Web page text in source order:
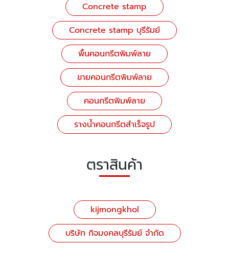
Concrete stamp
Concrete stamp บุรีรัมย์
พื้นคอนกรีตพิมพ์ลาย
ขายคอนกรีตพิมพ์ลาย
คอนกรีตพิมพ์ลาย
รางน้ำคอนกรีตสำเร็จรูป
ตราสินค้า
kijmongkhol
บริษัท กิจมงคลบุรีรัมย์ จำกัด